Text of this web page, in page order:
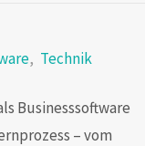
, Technik
Businesssoftware
– vom